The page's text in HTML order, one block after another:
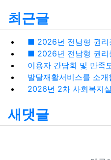
최근글
발달재활서비스를 소개
2026년 2차 사회복지
새댓글